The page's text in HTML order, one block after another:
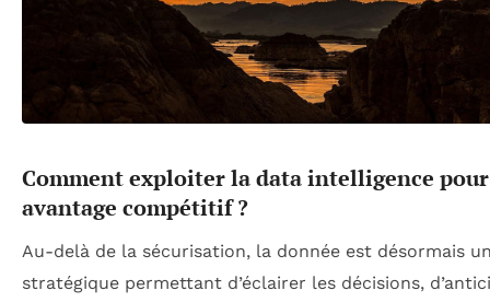
Comment exploiter la data intelligence
avantage compétitif ?
Au-delà de la sécurisation, la donnée est désormais
stratégique permettant d’éclairer les décisions,